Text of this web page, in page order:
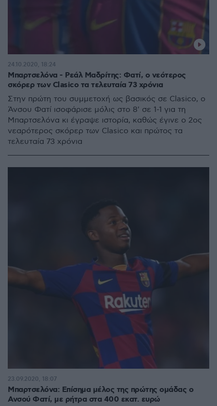
Μπαρτσελόνα - Ρεάλ Μαδρίτης: Φατί, ο νεότερος
σκόρερ των Clasico τα τελευταία 73 χρόνια
Στην πρώτη του συμμετοχή ως βασικός σε Clasico, ο
Άνσου Φατί ισοφάρισε μόλις στο 8' σε 1-1 για τη
Μπαρτσελόνα κι έγραψε ιστορία, καθώς έγινε ο 2ος
νεαρότερος σκόρερ των Clasico και πρώτος τα
τελευταία 73 χρόνια
24.10.2020, 18:24
Μπαρτσελόνα: Επίσημα μέλος της πρώτης ομάδας ο
Ανσού Φατί, με ρήτρα στα 400 εκατ. ευρώ
23.09.2020, 18:07